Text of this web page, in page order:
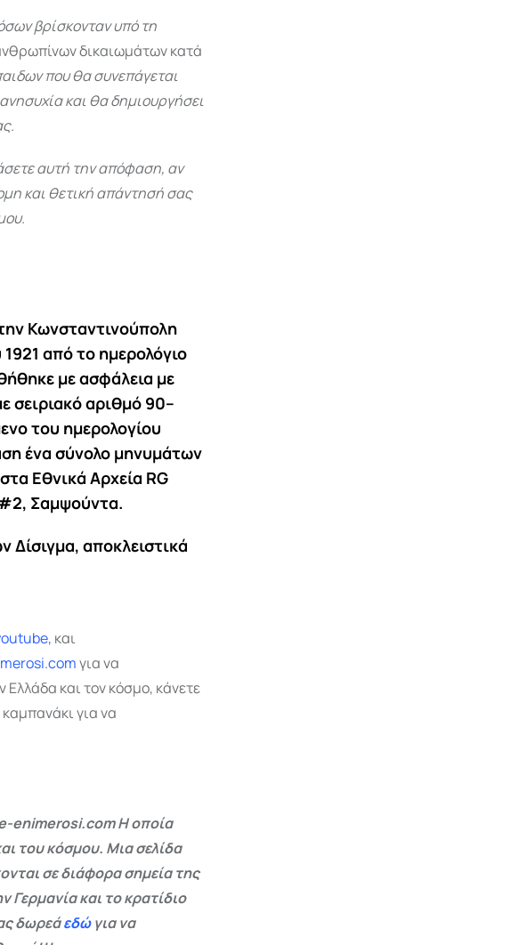
βρίσκονταν υπό τη
δικαιωμάτων κατά
που θα συνεπάγεται
και θα δημιουργήσει
αυτή την απόφαση, αν
και θετική απάντησή σας
Κωνσταντινούπολη
από το ημερολόγιο
με ασφάλεια με
σειριακό αριθμό 90–
του ημερολογίου
ένα σύνολο μηνυμάτων
Εθνικά Αρχεία RG
Σαμψούντα.
Δίσιγμα, αποκλειστικά
και
για να
και τον κόσμο, κάνετε
για να
enimerosi.com Η οποία
του κόσμου. Μια σελίδα
σε διάφορα σημεία της
και το κρατίδιο
δωρεάεδώγια να